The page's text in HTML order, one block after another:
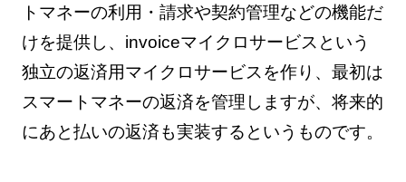
トマネーの利用・請求や契約管理などの機能だ
けを提供し、invoiceマイクロサービスという
独立の返済用マイクロサービスを作り、最初は
スマートマネーの返済を管理しますが、将来的
にあと払いの返済も実装するというものです。